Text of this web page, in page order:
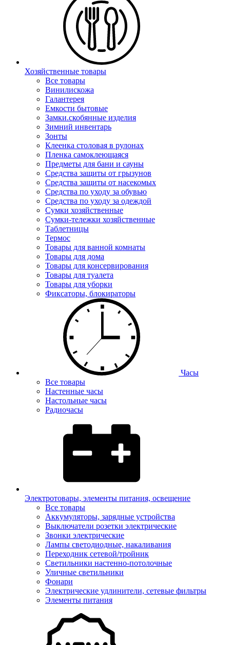
Хозяйственные товары
Все товары
Винилискожа
Галантерея
Емкости бытовые
Замки.скобянные изделия
Зимний инвентарь
Зонты
Клеенка столовая в рулонах
Пленка самоклеющаяся
Предметы для бани и сауны
Средства защиты от грызунов
Средства защиты от насекомых
Средства по уходу за обувью
Средства по уходу за одеждой
Сумки хозяйственные
Сумки-тележки хозяйственные
Таблетницы
Термос
Товары для ванной комнаты
Товары для дома
Товары для консервирования
Товары для туалета
Товары для уборки
Фиксаторы, блокираторы
Часы
Все товары
Настенные часы
Настольные часы
Радиочасы
Электротовары, элементы питания, освещение
Все товары
Аккумуляторы, зарядные устройства
Выключатели розетки электрические
Звонки электрические
Лампы светодиодные, накаливания
Переходник сетевой/тройник
Светильники настенно-потолочные
Уличные светильники
Фонари
Электрические удлинители, сетевые фильтры
Элементы питания